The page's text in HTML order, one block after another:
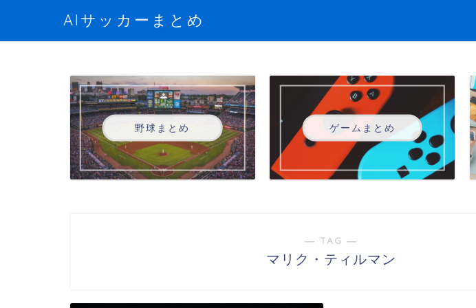
AIサッカーまとめ
野球まとめ ゲームまとめ
― TAG ―
マリク・ティルマン